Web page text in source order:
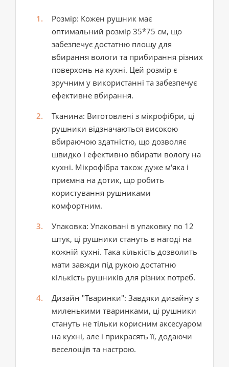
Розмір: Кожен рушник має
оптимальний розмір 35*75 см, що
забезпечує достатню площу для
вбирання вологи та прибирання різних
поверхонь на кухні. Цей розмір є
зручним у використанні та забезпечує
ефективне вбирання.
Тканина: Виготовлені з мікрофібри, ці
рушники відзначаються високою
вбираючою здатністю, що дозволяє
швидко і ефективно вбирати вологу на
кухні. Мікрофібра також дуже м'яка і
приємна на дотик, що робить
користування рушниками
комфортним.
Упаковка: Упаковані в упаковку по 12
штук, ці рушники стануть в нагоді на
кожній кухні. Така кількість дозволить
мати завжди під рукою достатню
кількість рушників для різних потреб.
Дизайн "Тваринки": Завдяки дизайну з
миленькими тваринками, ці рушники
стануть не тільки корисним аксесуаром
на кухні, але і прикрасять її, додаючи
веселощів та настрою.